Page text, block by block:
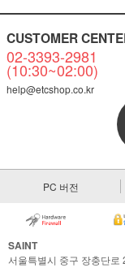
CUSTOMER
02-3393-2981
(10:30~02:00)
help@etcshop.co.kr
PC 버전
SAINT
서울특별시 중구 장충단